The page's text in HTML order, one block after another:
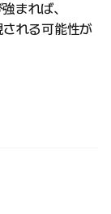
まれば、
れる可能性が